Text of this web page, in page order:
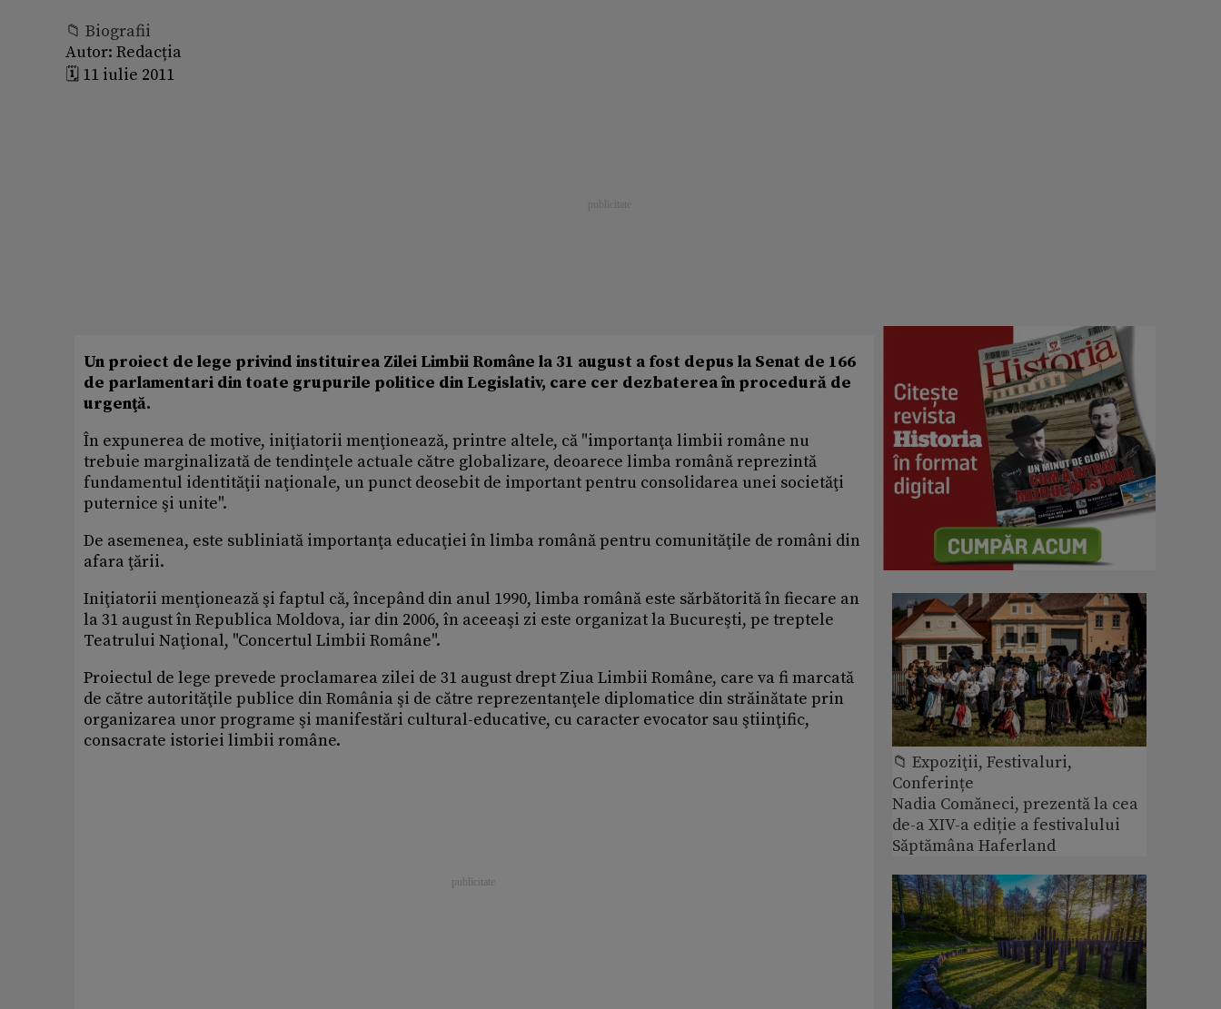
📁 Biografii
Autor: Redacția
🗓️ 11 iulie 2011
Un proiect de lege privind instituirea Zilei Limbii Române la 31 august a fost depus la Senat de 166
de parlamentari din toate grupurile politice din Legislativ, care cer dezbaterea în procedură de
urgenţă.
În expunerea de motive, iniţiatorii menţionează, printre altele, că "importanţa limbii române nu
trebuie marginalizată de tendinţele actuale către globalizare, deoarece limba română reprezintă
fundamentul identităţii naţionale, un punct deosebit de important pentru consolidarea unei societăţi
puternice şi unite".
De asemenea, este subliniată importanţa educaţiei în limba română pentru comunităţile de români din
afara ţării.
Iniţiatorii menţionează şi faptul că, începând din anul 1990, limba română este sărbătorită în fiecare an
la 31 august în Republica Moldova, iar din 2006, în aceeaşi zi este organizat la Bucureşti, pe treptele
Teatrului Naţional, "Concertul Limbii Române".
Proiectul de lege prevede proclamarea zilei de 31 august drept Ziua Limbii Române, care va fi marcată
de către autorităţile publice din România şi de către reprezentanţele diplomatice din străinătate prin
organizarea unor programe şi manifestări cultural-educative, cu caracter evocator sau ştiinţific,
consacrate istoriei limbii române.
📁 Expoziţii, Festivaluri,
Conferințe
Nadia Comăneci, prezentă la cea
de-a XIV-a ediție a festivalului
Săptămâna Haferland